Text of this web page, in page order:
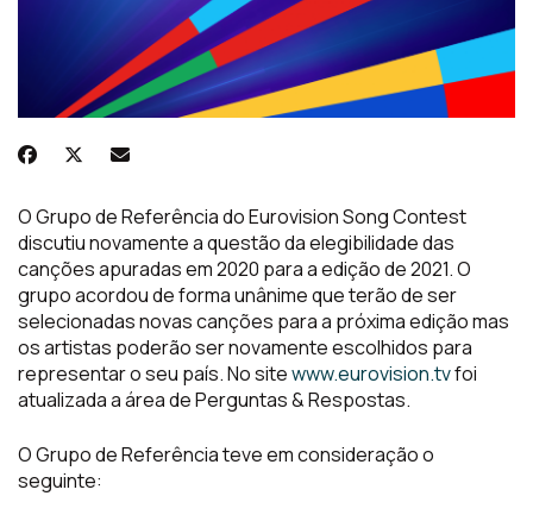
O Grupo de Referência do Eurovision Song Contest
discutiu novamente a questão da elegibilidade das
canções apuradas em 2020 para a edição de 2021. O
grupo acordou de forma unânime que terão de ser
selecionadas novas canções para a próxima edição mas
os artistas poderão ser novamente escolhidos para
representar o seu país. No sitewww.eurovision.tvfoi
atualizada a área de Perguntas & Respostas.
O Grupo de Referência teve em consideração o
seguinte: